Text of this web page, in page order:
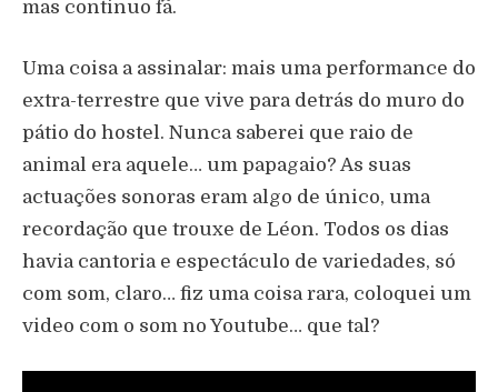
mas continuo fã.
Uma coisa a assinalar: mais uma performance do
extra-terrestre que vive para detrás do muro do
pátio do hostel. Nunca saberei que raio de
animal era aquele… um papagaio? As suas
actuações sonoras eram algo de único, uma
recordação que trouxe de Léon. Todos os dias
havia cantoria e espectáculo de variedades, só
com som, claro… fiz uma coisa rara, coloquei um
video com o som no Youtube… que tal?